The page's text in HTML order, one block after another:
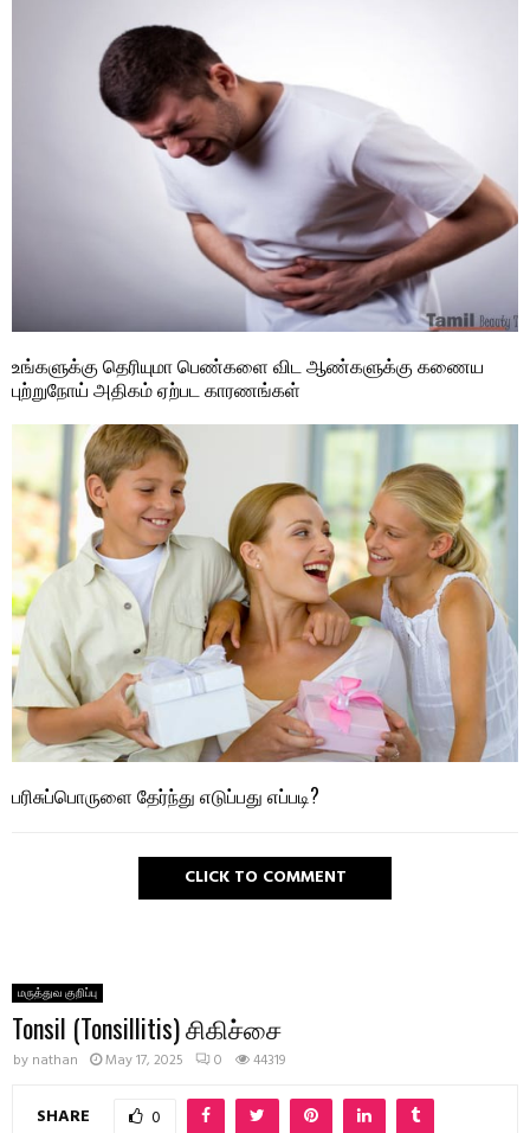
உங்களுக்கு தெரியுமா பெண்களை விட ஆண்களுக்கு கணைய
புற்றுநோய் அதிகம் ஏற்பட காரணங்கள்
பரிசுப்பொருளை தேர்ந்து எடுப்பது எப்படி?
CLICK TO COMMENT
மருத்துவ குறிப்பு
Tonsil (Tonsillitis) சிகிச்சை
by nathan May 17, 2025 0 44319
SHARE 0